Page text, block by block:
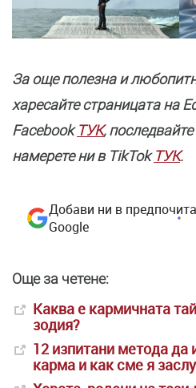
За още полезнa и
харесайте страницата нa
FacebookТУК,
намерете ни в TikTokТУК.
Добави ни в
Google
Още за четене:
Каква е кармичната
зодия?
12 изпитани метода да
карма и как сме я